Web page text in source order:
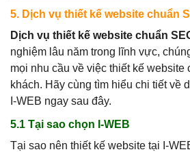
5. Dịch vụ thiết kế website chuẩn
Dịch vụ thiết kế website chuẩn
nghiệm lâu năm trong lĩnh vực,
mọi nhu cầu về việc thiết kế website
khách. Hãy cùng tìm hiểu chi tiết về
I-WEB ngay sau đây.
5.1 Tại sao chọn I-WEB
Tại sao nên thiết kế website tại I-